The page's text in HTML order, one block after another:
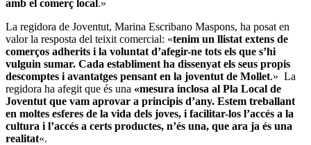
amb el comerç local.»
La regidora de Joventut, Marina Escribano Maspons, ha posat en
valor la resposta del teixit comercial: «tenim un llistat extens de
comerços adherits i la voluntat d’afegir-ne tots els que s’hi
vulguin sumar. Cada establiment ha dissenyat els seus propis
descomptes i avantatges pensant en la joventut de Mollet.» La
regidora ha afegit que és una «mesura inclosa al Pla Local de
Joventut que vam aprovar a principis d’any. Estem treballant
en moltes esferes de la vida dels joves, i facilitar-los l’accés a la
cultura i l’accés a certs productes, n’és una, que ara ja és una
realitat«.